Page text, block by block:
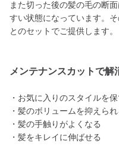
また切った後の髪の毛の断
すい状態になっています。
とのセットでご提供します。
メンテナンスカットで解
・お気に入りのスタイルを保
・髪のボリュームを抑えられ
・髪の手触りがよくなる
・髪をキレイに伸ばせる